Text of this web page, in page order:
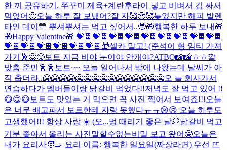
한 끼 공유하기. 쭈꾸미 제육+계란후라이 넣고 비벼서 김 싸서
먹었어🙂오늘 하루 잘 보냈어?잘 자🥰🥹🥰늦었지만 해피 발렌
타인 데이💛 뿌셔뿌셔는 먹고 싶어서..🤓🎁행복한 하루 보내🎁
🎁Happy Valentine🎁 💝🍫💝🍫💝🍫💝🍫💝🍫💝🍫💝🍫💝🍫💝🍫
💝🍫💝🍫💝🍫💝🍫💝🍫💝🍫 🎁셀카 말고! (준석이 형 임티 가져
가기🕺 😋😋보트 지금 비야 눈이야 안개야?ATBO📸📸ㅎㅎ깔
맞춤 준민🕺🕺 보트~~ 오늘 일어나서 밖에 나왔는데 날씨가 아
직 춥더라..🥶🥶🥶🥶🥶🥶🥶🥶🥶🥶🥶🥶🥶🥶🥶오 늘 회사가서
연습하다가 멤버들이랑 닭갈비 먹었다!!저녁도 잘 먹고 있어 !!
😋😋😋보트도 맛있는 거 먹으면 꼭 사진 찍어서 보여죠!!!오늘
은 너무 배고파서 보트한테 자랑 못했다ㅠㅠ😢😢 오늘 하루도
고생했어!!! 항상 사랑 ☀️ (오...멍 때리기 좋은 날💭닭갈비 먹고
기분 좋아서 올리는 사진말할수없는비밀 보고 왔어🤓오늘은
내가 요리사🧑‍🍳 요리 이름: 행복한 일요일(짜장라면) 우선 뜨